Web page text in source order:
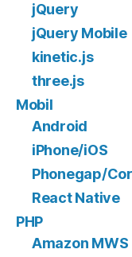
jQuery
jQuery Mobile
kinetic.js
three.js
Mobil
Android
iPhone/iOS
Phonegap/
React Native
PHP
Amazon MWS